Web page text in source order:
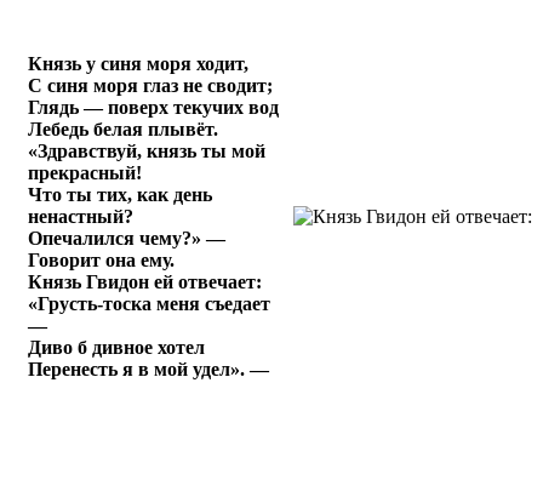
Князь у синя моря ходит,
С синя моря глаз не сводит;
Глядь — поверх текучих вод
Лебедь белая плывёт.
«Здравствуй, князь ты мой
прекрасный!
Что ты тих, как день
ненастный?
Опечалился чему?» —
Говорит она ему.
Князь Гвидон ей отвечает:
«Грусть-тоска меня съедает
—
Диво б дивное хотел
Перенесть я в мой удел». —